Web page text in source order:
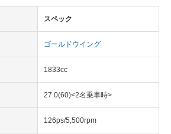
スペック
ゴールドウイング
1833cc
27.0(60)<2名乗車時>
126ps/5,500rpm